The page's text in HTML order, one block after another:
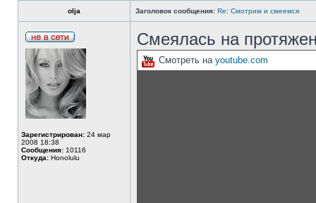
olja Заголовок сообщения: Re: Смотрим и смеемся
Зарегистрирован: 24 мар
2008 18:38
Сообщения: 10116
Откуда: Honolulu
Смеялась на
Смотреть на youtube.com